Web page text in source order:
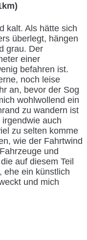
kalt. Als hätte sich
überlegt, hängen
grau. Der
einer
befahren ist.
noch leise
an, bevor der Sog
wohlwollend ein
zu wandern ist
auch
zu selten komme
wie der Fahrtwind
und
auf diesem Teil
ehe ein künstlich
und mich